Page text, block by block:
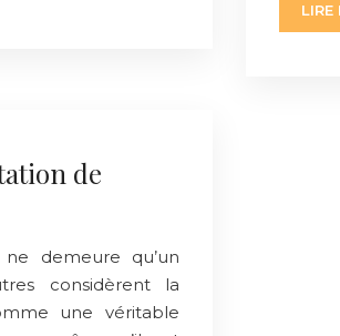
LIRE
de
demeure qu’un
considèrent la
une véritable